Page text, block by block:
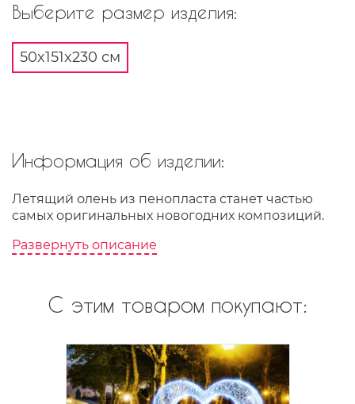
Выберите размер изделия:
50x151x230 см
Информация об изделии:
Летящий олень из пенопласта станет частью
самых оригинальных новогодних композиций.
Развернуть описание
С этим товаром покупают: